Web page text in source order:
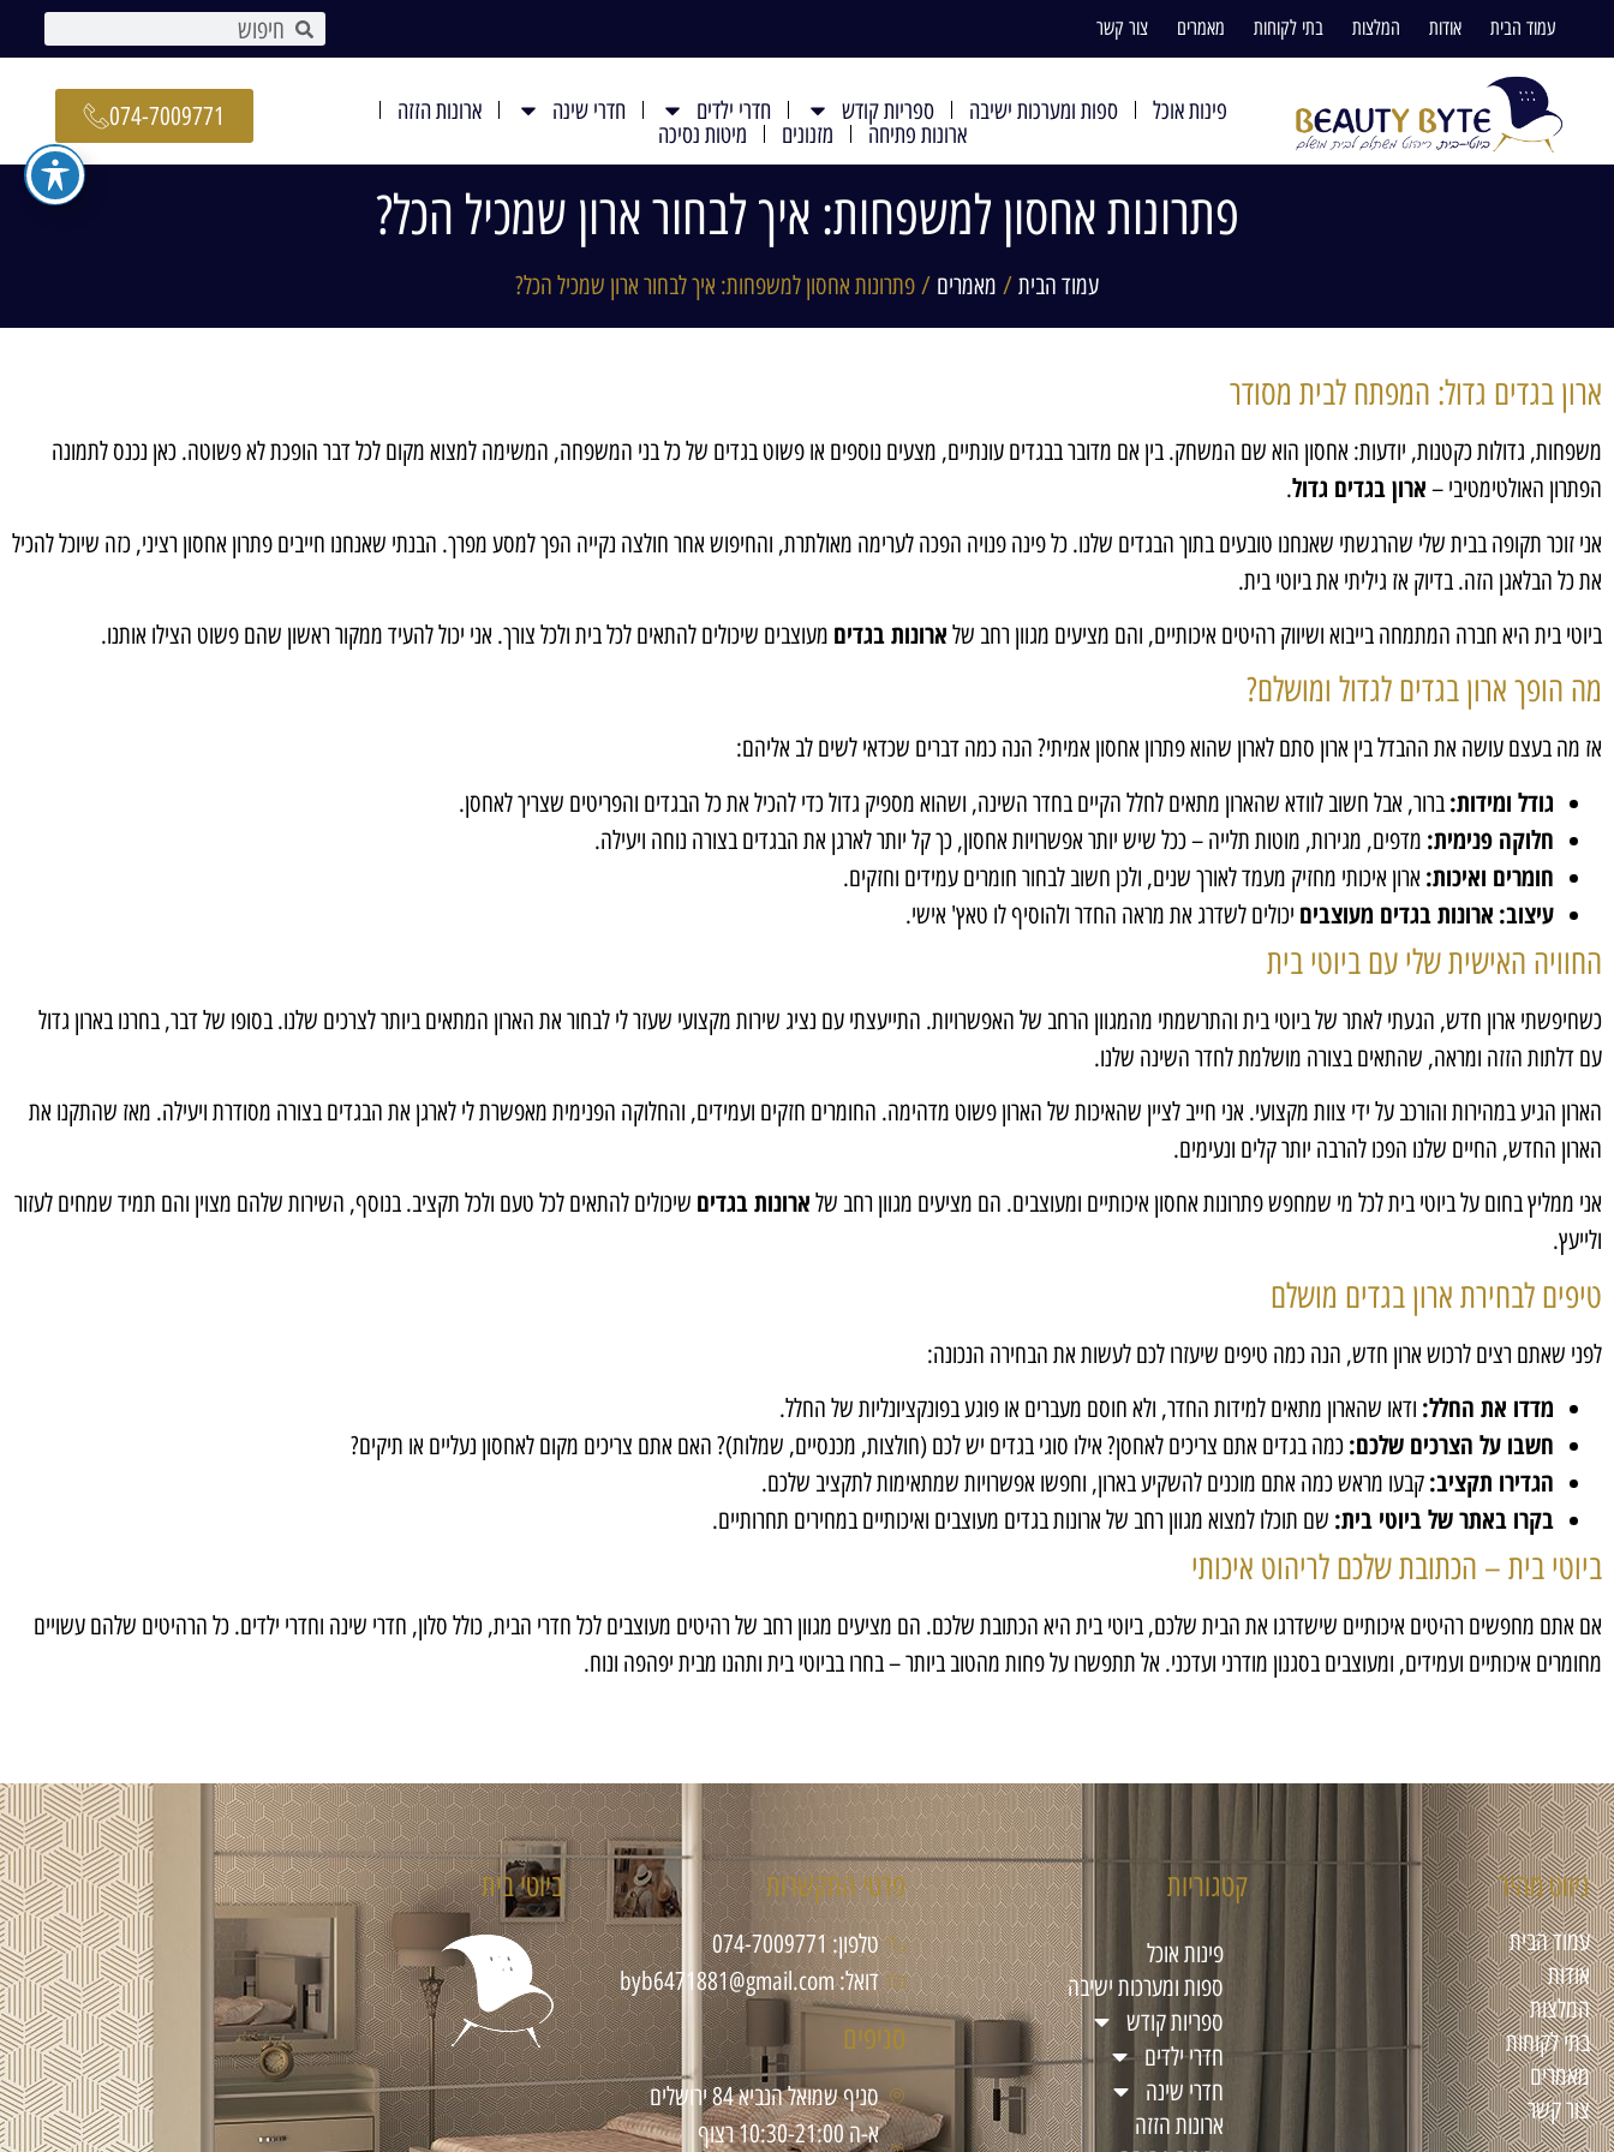
עמוד הבית אודות המלצות בתי לקוחות מאמרים צור קשר
פינות אוכל ספות ומערכות ישיבה ספריות קודש חדרי ילדים חדרי שינה
ארונות הזזה
ארונות פתיחה
מזנונים מיטות נסיכה
074-7009771
פתרונות אחסון למשפחות: איך לבחור ארון שמכיל הכל?
עמוד הבית / מאמרים / פתרונות אחסון למשפחות: איך לבחור ארון שמכיל הכל?
ארון בגדים גדול: המפתח לבית מסודר
משפחות, גדולות כקטנות, יודעות: אחסון הוא שם המשחק. בין אם מדובר בבגדים עונתיים, מצעים נוספים או פשוט בגדים של כל בני המשפחה, המשימה למצוא מקום לכל דבר הופכת לא פשוטה. כאן נכנס לתמונה
הפתרון האולטימטיבי – ארון בגדים גדול.
אני זוכר תקופה בבית שלי שהרגשתי שאנחנו טובעים בתוך הבגדים שלנו. כל פינה פנויה הפכה לערימה מאולתרת, והחיפוש אחר חולצה נקייה הפך למסע מפרך. הבנתי שאנחנו חייבים פתרון אחסון רציני, כזה שיוכל להכיל
את כל הבלאגן הזה. בדיוק אז גיליתי את ביוטי בית.
ביוטי בית היא חברה המתמחה בייבוא ושיווק רהיטים איכותיים, והם מציעים מגוון רחב של ארונות בגדים מעוצבים שיכולים להתאים לכל בית ולכל צורך. אני יכול להעיד ממקור ראשון שהם פשוט הצילו אותנו.
מה הופך ארון בגדים לגדול ומושלם?
אז מה בעצם עושה את ההבדל בין ארון סתם לארון שהוא פתרון אחסון אמיתי? הנה כמה דברים שכדאי לשים לב אליהם:
גודל ומידות: ברור, אבל חשוב לוודא שהארון מתאים לחלל הקיים בחדר השינה, ושהוא מספיק גדול כדי להכיל את כל הבגדים והפריטים שצריך לאחסן.
חלוקה פנימית: מדפים, מגירות, מוטות תלייה – ככל שיש יותר אפשרויות אחסון, כך קל יותר לארגן את הבגדים בצורה נוחה ויעילה.
חומרים ואיכות: ארון איכותי מחזיק מעמד לאורך שנים, ולכן חשוב לבחור חומרים עמידים וחזקים.
עיצוב: ארונות בגדים מעוצבים יכולים לשדרג את מראה החדר ולהוסיף לו טאץ' אישי.
החוויה האישית שלי עם ביוטי בית
כשחיפשתי ארון חדש, הגעתי לאתר של ביוטי בית והתרשמתי מהמגוון הרחב של האפשרויות. התייעצתי עם נציג שירות מקצועי שעזר לי לבחור את הארון המתאים ביותר לצרכים שלנו. בסופו של דבר, בחרנו בארון גדול
עם דלתות הזזה ומראה, שהתאים בצורה מושלמת לחדר השינה שלנו.
הארון הגיע במהירות והורכב על ידי צוות מקצועי. אני חייב לציין שהאיכות של הארון פשוט מדהימה. החומרים חזקים ועמידים, והחלוקה הפנימית מאפשרת לי לארגן את הבגדים בצורה מסודרת ויעילה. מאז שהתקנו את
הארון החדש, החיים שלנו הפכו להרבה יותר קלים ונעימים.
אני ממליץ בחום על ביוטי בית לכל מי שמחפש פתרונות אחסון איכותיים ומעוצבים. הם מציעים מגוון רחב של ארונות בגדים שיכולים להתאים לכל טעם ולכל תקציב. בנוסף, השירות שלהם מצוין והם תמיד שמחים לעזור
ולייעץ.
טיפים לבחירת ארון בגדים מושלם
לפני שאתם רצים לרכוש ארון חדש, הנה כמה טיפים שיעזרו לכם לעשות את הבחירה הנכונה:
מדדו את החלל: ודאו שהארון מתאים למידות החדר, ולא חוסם מעברים או פוגע בפונקציונליות של החלל.
חשבו על הצרכים שלכם: כמה בגדים אתם צריכים לאחסן? אילו סוגי בגדים יש לכם (חולצות, מכנסיים, שמלות)? האם אתם צריכים מקום לאחסון נעליים או תיקים?
הגדירו תקציב: קבעו מראש כמה אתם מוכנים להשקיע בארון, וחפשו אפשרויות שמתאימות לתקציב שלכם.
בקרו באתר של ביוטי בית: שם תוכלו למצוא מגוון רחב של ארונות בגדים מעוצבים ואיכותיים במחירים תחרותיים.
ביוטי בית – הכתובת שלכם לריהוט איכותי
אם אתם מחפשים רהיטים איכותיים שישדרגו את הבית שלכם, ביוטי בית היא הכתובת שלכם. הם מציעים מגוון רחב של רהיטים מעוצבים לכל חדרי הבית, כולל סלון, חדרי שינה וחדרי ילדים. כל הרהיטים שלהם עשויים
מחומרים איכותיים ועמידים, ומעוצבים בסגנון מודרני ועדכני. אל תתפשרו על פחות מהטוב ביותר – בחרו בביוטי בית ותהנו מבית יפהפה ונוח.
ניווט מהיר
עמוד הבית
אודות
המלצות
בתי לקוחות
מאמרים
צור קשר
קטגוריות
פינות אוכל
ספות ומערכות ישיבה
ספריות קודש
חדרי ילדים
חדרי שינה
ארונות הזזה
פרטי התקשרות
טלפון: 074-7009771
דואל: byb6471881@gmail.com
סניפים
סניף שמואל הנביא 84 ירושלים
א-ה 10:30-21:00 רצוף
ביוטי בית